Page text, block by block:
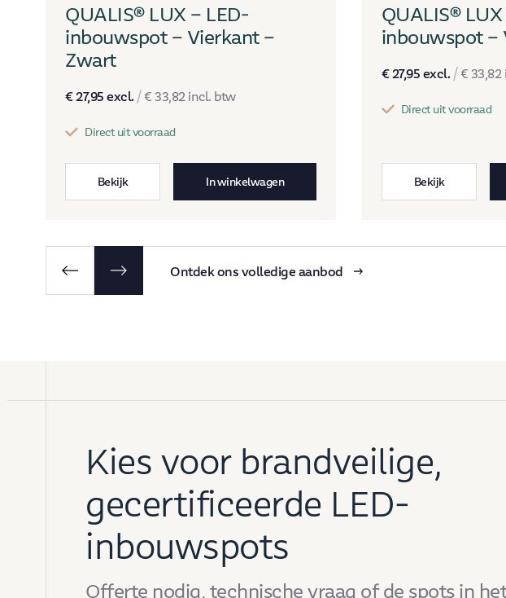
QUALIS® LUX – LED-
inbouwspot – Vierkant –
Zwart
€27,95 excl. /€ 33,82 incl. btw
Direct uit voorraad
Bekijk In winkelwagen
QUALIS®
inbouwspot –
€27,95 excl. /€ 33,82
Direct uit voorraad
Bekijk
Ontdek ons volledige aanbod
Kies voor brandveilige,
gecertificeerde LED-
inbouwspots
Offerte nodig, technische vraag of de spots in het